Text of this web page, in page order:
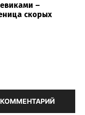
–
скорых